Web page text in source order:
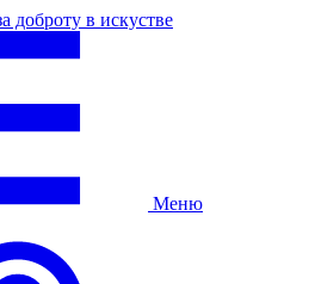
доброту в искустве
Меню